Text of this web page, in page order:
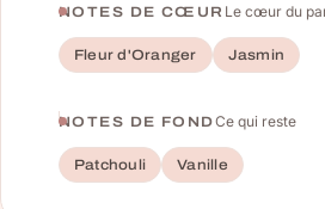
NOTES DE CŒUR Le cœur du
Fleur d'Oranger Jasmin
NOTES DE FONDCe qui reste
Patchouli Vanille